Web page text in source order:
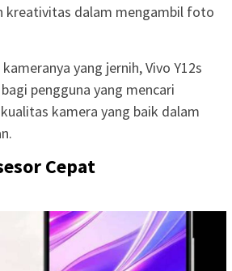
kreativitas dalam mengambil foto
yang jernih, Vivo Y12s
pengguna yang mencari
kamera yang baik dalam
Cepat